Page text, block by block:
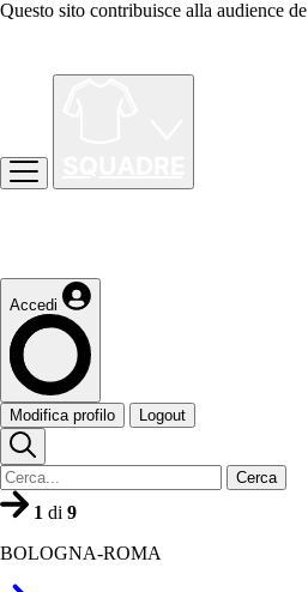
Questo sito contribuisce alla audience de
Accedi
Modifica profilo Logout
Cerca
1 di 9
BOLOGNA-ROMA